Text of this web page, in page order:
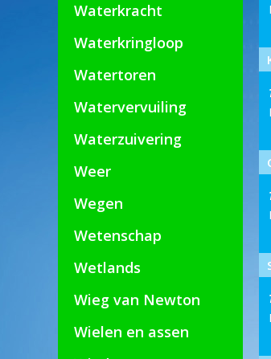
Waterkracht
Waterkringloop
Watertoren
Watervervuiling
Waterzuivering
Weer
Wegen
Wetenschap
Wetlands
Wieg van Newton
Wielen en assen